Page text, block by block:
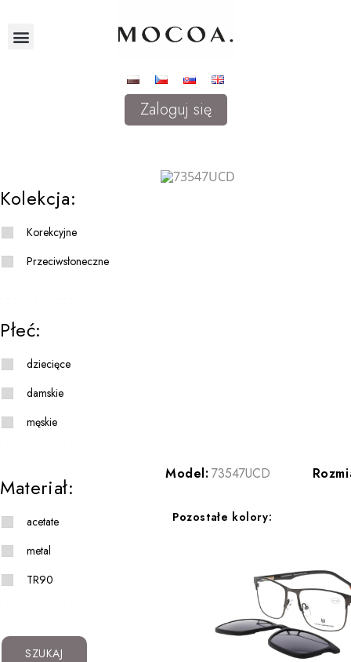
Zaloguj się
Kolekcja:
Korekcyjne
Przeciwsłoneczne
Płeć:
dziecięce
damskie
męskie
Materiał:
acetate
metal
TR90
SZUKAJ
Model: 73547UCD
Pozostałe kolory: